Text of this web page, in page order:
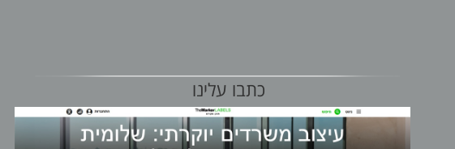
כתבו עלינו